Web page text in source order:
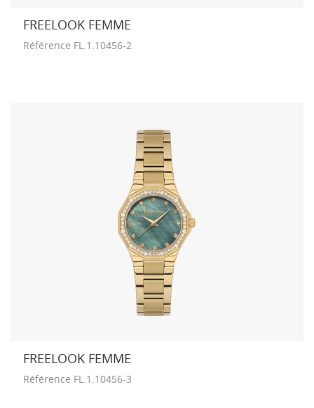
FREELOOK FEMME
Référence FL.1.10456-2
FREELOOK FEMME
Référence FL.1.10456-3